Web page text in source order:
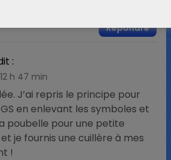
Répondre
:
h 47 min
J’ai repris le principe pour
en enlevant les symboles et
poubelle pour une petite
je fournis une cuillère à mes
!